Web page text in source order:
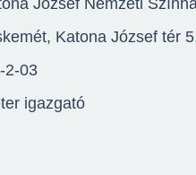
József Nemzeti
Katona József tér
2-03
igazgató